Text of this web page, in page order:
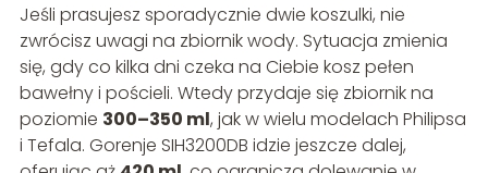
Jeśli prasujesz sporadycznie dwie koszulki, nie
zwrócisz uwagi na zbiornik wody. Sytuacja zmienia
się, gdy co kilka dni czeka na Ciebie kosz pełen
bawełny i pościeli. Wtedy przydaje się zbiornik na
poziomie 300–350 ml, jak w wielu modelach Philipsa
i Tefala. Gorenje SIH3200DB idzie jeszcze dalej,